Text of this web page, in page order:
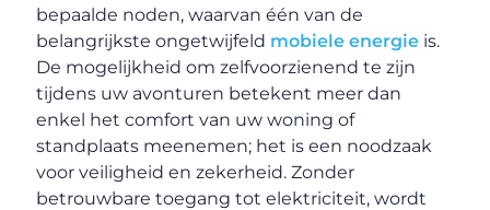
bepaalde noden, waarvan één van de
belangrijkste ongetwijfeld mobiele energie is.
De mogelijkheid om zelfvoorzienend te zijn
tijdens uw avonturen betekent meer dan
enkel het comfort van uw woning of
standplaats meenemen; het is een noodzaak
voor veiligheid en zekerheid. Zonder
betrouwbare toegang tot elektriciteit, wordt